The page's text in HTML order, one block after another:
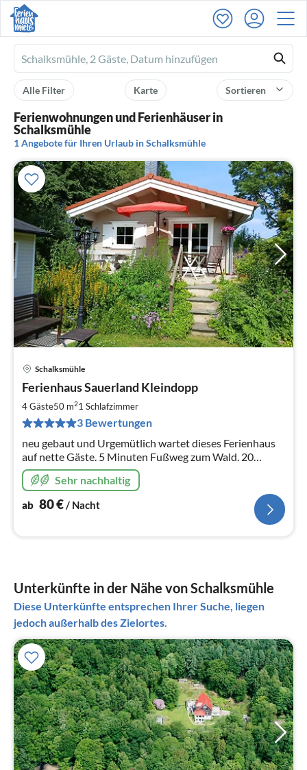
Ferienhausmiete
logo
Sortieren
Karte
Alle Filter
Ferienwohnungen und Ferienhäuser in
Schalksmühle
1 Angebote für Ihren Urlaub in Schalksmühle
Schalksmühle
Ferienhaus Sauerland Kleindopp
4 Gäste50 m21 Schlafzimmer
3 Bewertungen
neu gebaut und Urgemütlich wartet dieses Ferienhaus
auf nette Gäste. 5 Minuten Fußweg zum Wald. 20
Minuten geht man zur Glörtalsperre , ein beliebter
Badesee mit Sandstrand
Sehr nachhaltig
ab 80€/ Nacht
Unterkünfte in der Nähe von Schalksmühle
Diese Unterkünfte entsprechen Ihrer Suche, liegen
jedoch außerhalb des Zielortes.